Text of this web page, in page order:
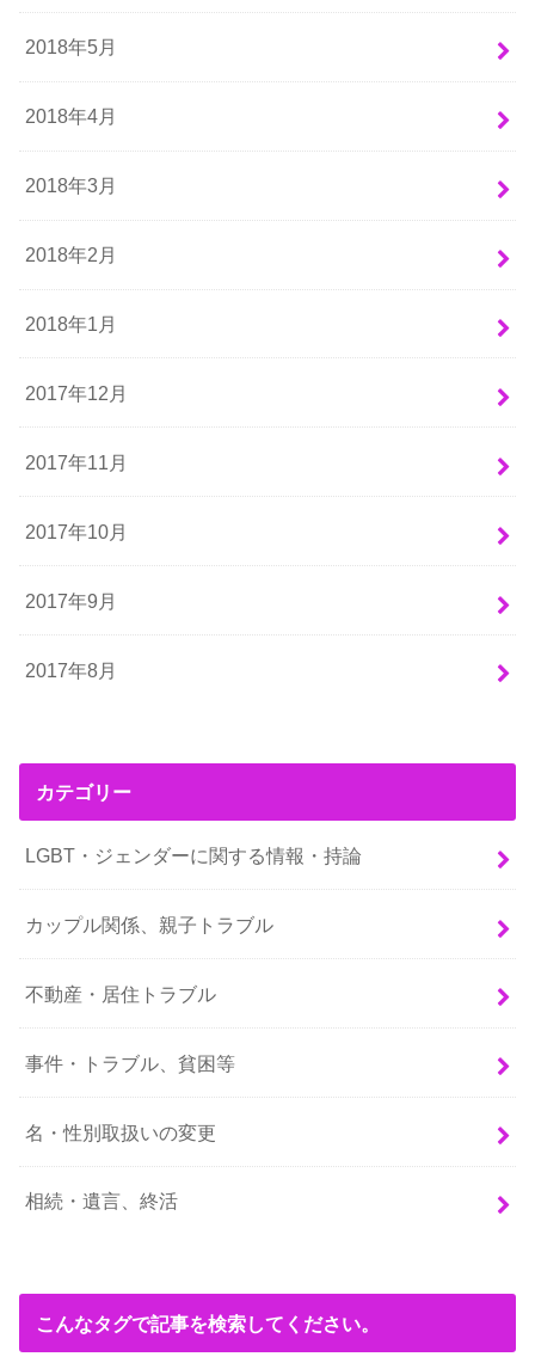
2018年5月
2018年4月
2018年3月
2018年2月
2018年1月
2017年12月
2017年11月
2017年10月
2017年9月
2017年8月
カテゴリー
LGBT・ジェンダーに関する情報・持論
カップル関係、親子トラブル
不動産・居住トラブル
事件・トラブル、貧困等
名・性別取扱いの変更
相続・遺言、終活
こんなタグで記事を検索してください。